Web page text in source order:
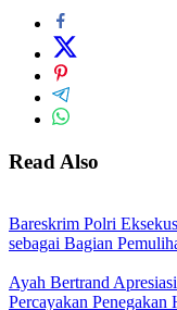
Read Also
Bareskrim Polri
sebagai Bagian
Ayah Bertrand
Percayakan